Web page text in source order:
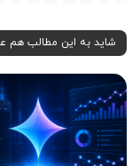
شاید به این مطالب هم